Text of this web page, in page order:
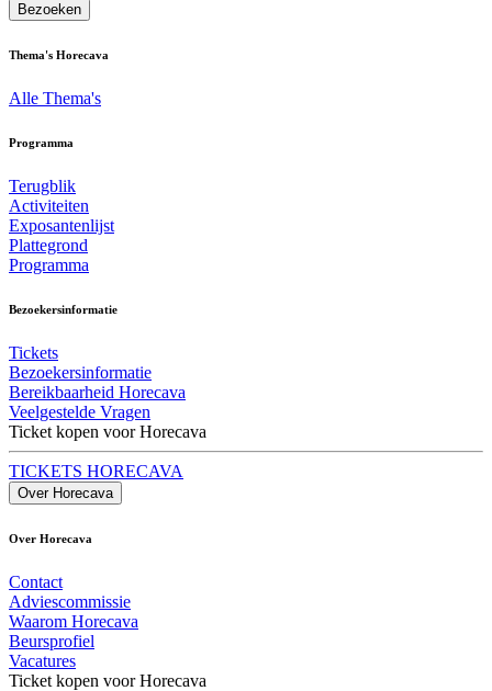
Bezoeken
Thema's Horecava
Alle Thema's
Programma
Terugblik
Activiteiten
Exposantenlijst
Plattegrond
Programma
Bezoekersinformatie
Tickets
Bezoekersinformatie
Bereikbaarheid Horecava
Veelgestelde Vragen
Ticket kopen voor Horecava
TICKETS HORECAVA
Over Horecava
Over Horecava
Contact
Adviescommissie
Waarom Horecava
Beursprofiel
Vacatures
Ticket kopen voor Horecava